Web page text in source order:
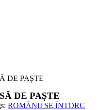
DE PAȘTE
DE PAȘTE
ROMÂNII SE ÎNTORC